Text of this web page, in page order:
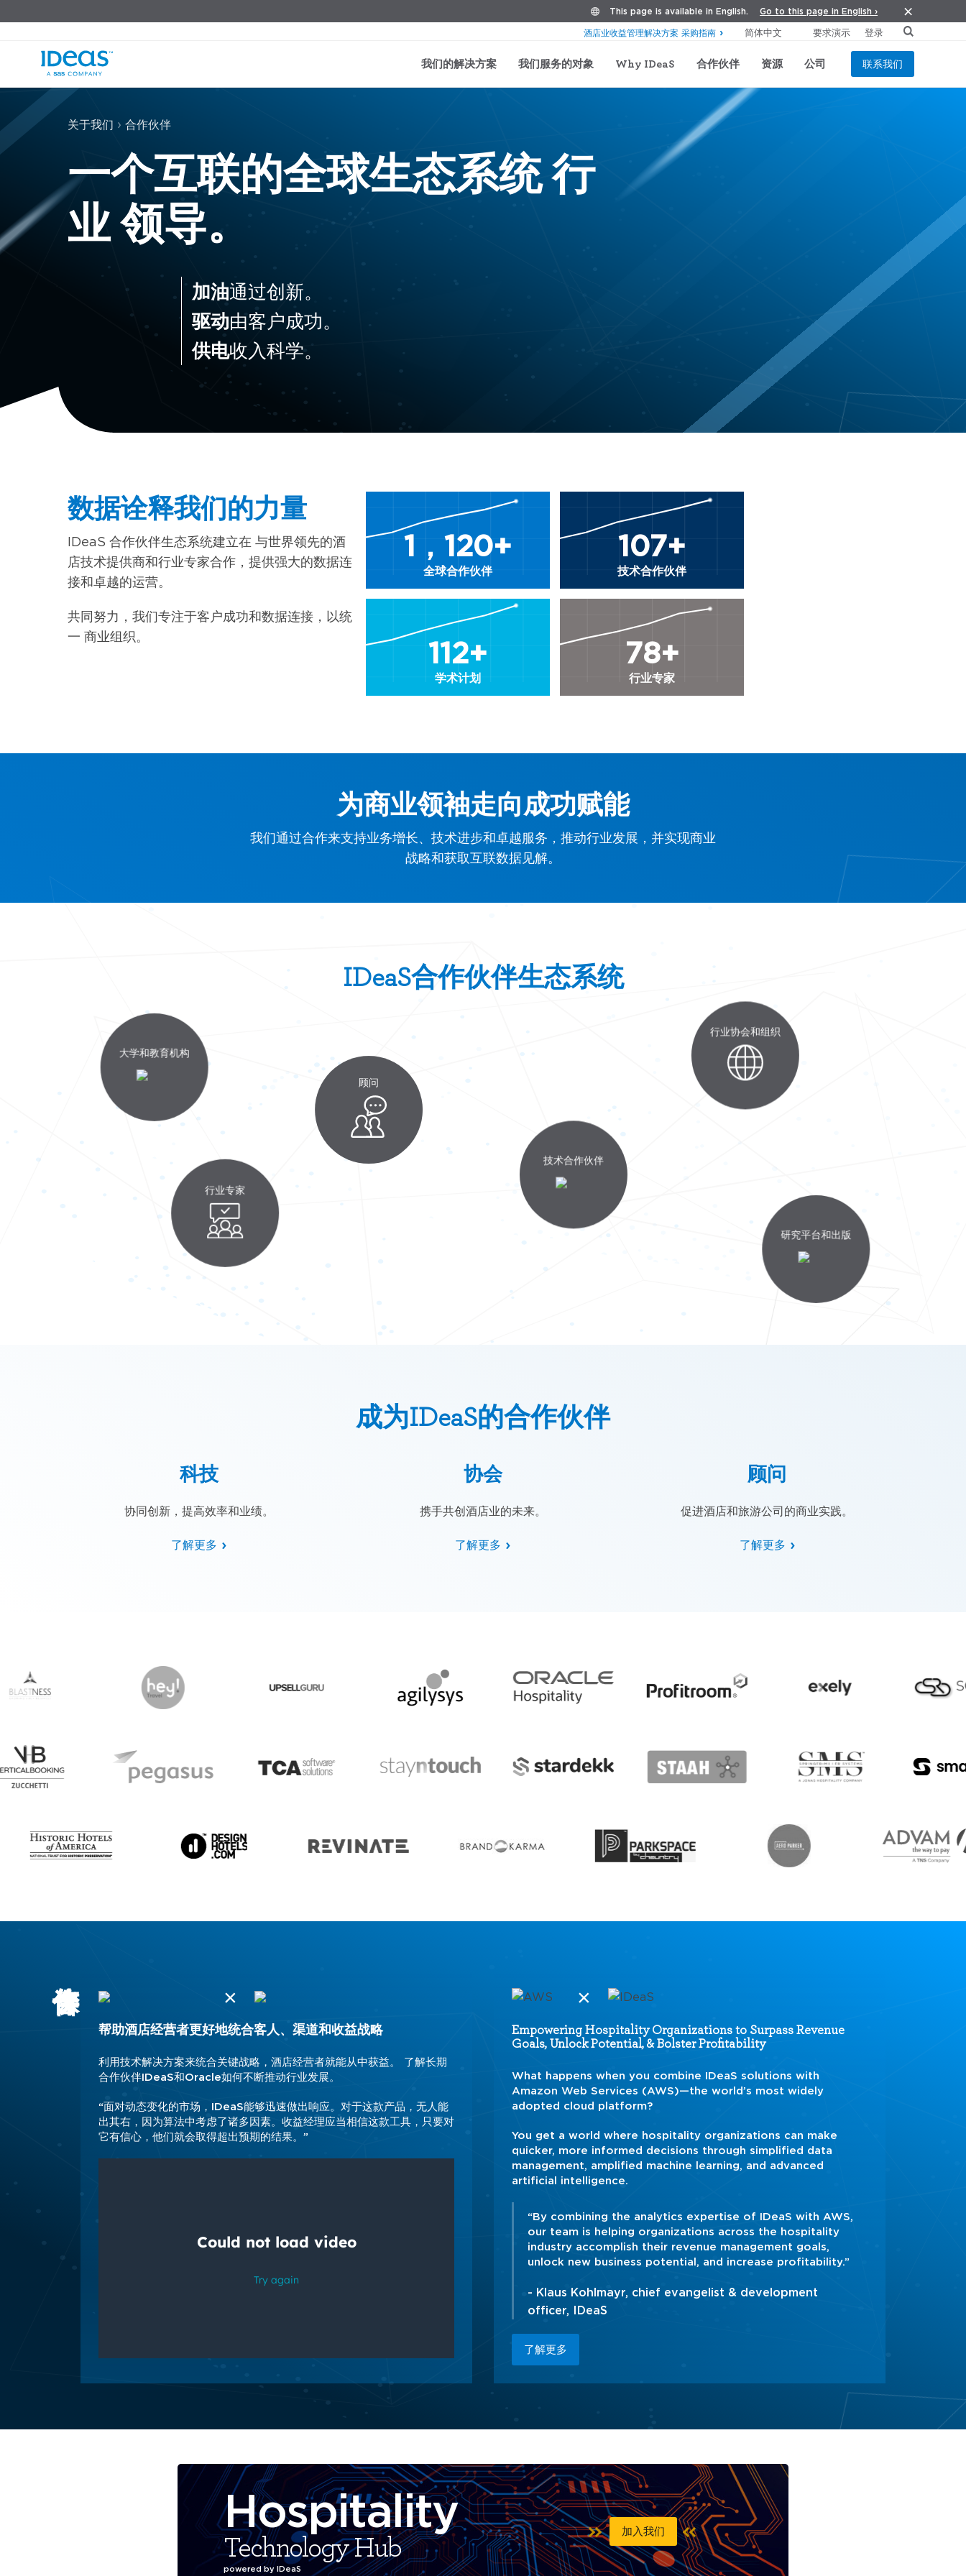
This page is available in English. Go to this page in English ›
我们的解决方案 我们服务的对象 Why IDeaS 合作伙伴 资源 公司 联系我们
酒店业收益管理解决方案 采购指南 要求演示 登录
关于我们 › 合作伙伴
一个互联的全球生态系统 行
业 领导。
加油通过创新。
驱动由客户成功。
供电收入科学。
数据诠释我们的力量
IDeaS 合作伙伴生态系统建立在 与世界领先的酒
店技术提供商和行业专家合作，提供强大的数据连
接和卓越的运营。
共同努力，我们专注于客户成功和数据连接，以统
一 商业组织。
1，120+
全球合作伙伴
107+
技术合作伙伴
112+
学术计划
78+
行业专家
为商业领袖走向成功赋能
我们通过合作来支持业务增长、技术进步和卓越服务，推动行业发展，并实现商业
战略和获取互联数据见解。
IDeaS合作伙伴生态系统
研究平台和出版
技术合作伙伴
顾问
大学和教育机构
行业专家
行业协会和组织
成为IDeaS的合作伙伴
科技
协同创新，提高效率和业绩。
了解更多
协会
携手共创酒店业的未来。
了解更多
顾问
促进酒店和旅游公司的商业实践。
了解更多
×
帮助酒店经营者更好地统合客人、渠道和收益战略
利用技术解决方案来统合关键战略，酒店经营者就能从中获益。 了解长期
合作伙伴IDeaS和Oracle如何不断推动行业发展。
“面对动态变化的市场，IDeaS能够迅速做出响应。对于这款产品，无人能
出其右，因为算法中考虑了诸多因素。收益经理应当相信这款工具，只要对
它有信心，他们就会取得超出预期的结果。”
×
Empowering Hospitality Organizations to Surpass Revenue
Goals, Unlock Potential, & Bolster Profitability
What happens when you combine IDeaS solutions with
Amazon Web Services (AWS)—the world’s most widely
adopted cloud platform?
You get a world where hospitality organizations can make
quicker, more informed decisions through simplified data
management, amplified machine learning, and advanced
artificial intelligence.
“By combining the analytics expertise of IDeaS with AWS,
our team is helping organizations across the hospitality
industry accomplish their revenue management goals,
unlock new business potential, and increase profitability.”
- Klaus Kohlmayr, chief evangelist & development
officer, IDeaS
了解更多
Hospitality
Technology Hub
powered by IDeaS
加入我们